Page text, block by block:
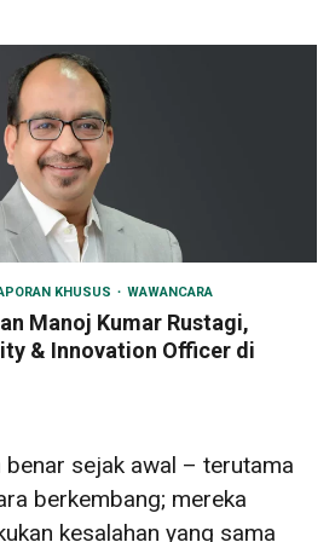
KHUSUS WAWANCARA
Manoj Kumar Rustagi,
& Innovation Officer di
benar sejak awal – terutama
berkembang; mereka
kesalahan yang sama